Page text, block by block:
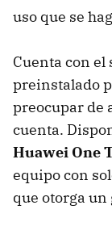
uso que se
Cuenta con
preinstalado
preocupar de
cuenta.
Huawei One
equipo con
que otorga